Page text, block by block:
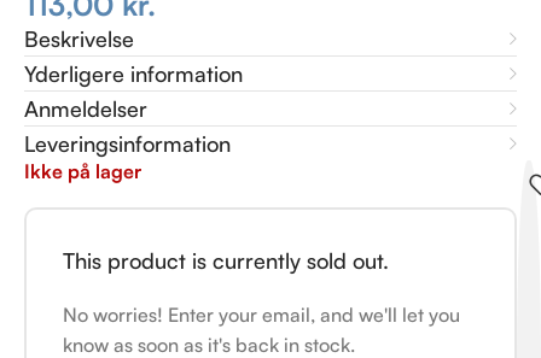
Beskrivelse
Yderligere information
Anmeldelser
Leveringsinformation
Ikke på lager
This product is currently sold out.
No worries! Enter your email, and we'll let you
know as soon as it's back in stock.